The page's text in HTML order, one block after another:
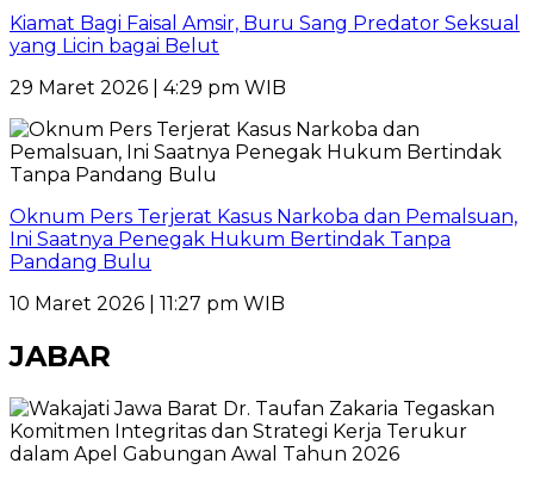
Kiamat Bagi Faisal Amsir, Buru Sang Predator Seksual
yang Licin bagai Belut
29 Maret 2026 | 4:29 pm WIB
Oknum Pers Terjerat Kasus Narkoba dan Pemalsuan,
Ini Saatnya Penegak Hukum Bertindak Tanpa
Pandang Bulu
10 Maret 2026 | 11:27 pm WIB
JABAR